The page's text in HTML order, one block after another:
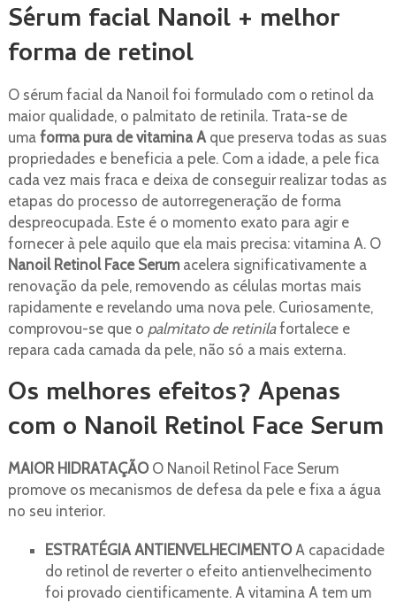
Sérum facial Nanoil + melhor
forma de retinol
O sérum facial da Nanoil foi formulado com o retinol da
maior qualidade, o palmitato de retinila. Trata-se de
uma forma pura de vitamina Aque preserva todas as suas
propriedades e beneficia a pele. Com a idade, a pele fica
cada vez mais fraca e deixa de conseguir realizar todas as
etapas do processo de autorregeneração de forma
despreocupada. Este é o momento exato para agir e
fornecer à pele aquilo que ela mais precisa: vitamina A. O
Nanoil Retinol Face Serumacelera significativamente a
renovação da pele, removendo as células mortas mais
rapidamente e revelando uma nova pele. Curiosamente,
comprovou-se que o palmitato de retinilafortalece e
repara cada camada da pele, não só a mais externa.
Os melhores efeitos? Apenas
com o Nanoil Retinol Face Serum
MAIOR HIDRATAÇÃO O Nanoil Retinol Face Serum
promove os mecanismos de defesa da pele e fixa a água
no seu interior.
ESTRATÉGIA ANTIENVELHECIMENTOA capacidade
do retinol de reverter o efeito antienvelhecimento
foi provado cientificamente. A vitamina A tem um